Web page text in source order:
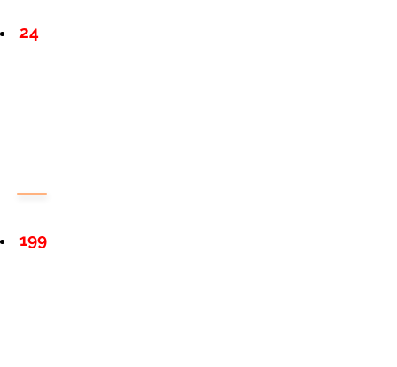
24
199